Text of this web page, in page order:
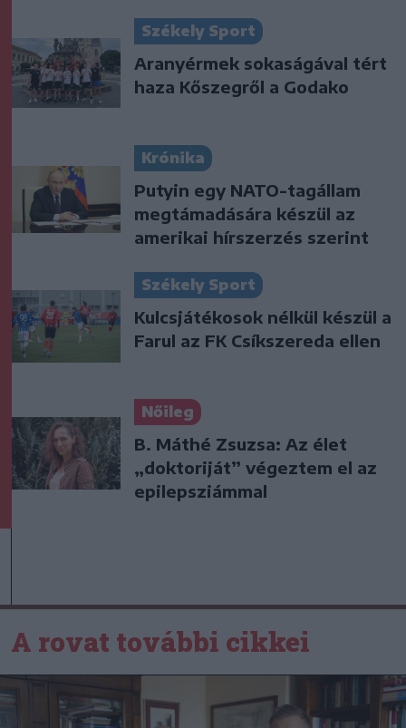
Székely Sport
Aranyérmek sokaságával tért
haza Kőszegről a Godako
Krónika
Putyin egy NATO-tagállam
megtámadására készül az
amerikai hírszerzés szerint
Székely Sport
Kulcsjátékosok nélkül készül a
Farul az FK Csíkszereda ellen
Nőileg
B. Máthé Zsuzsa: Az élet
„doktoriját” végeztem el az
epilepsziámmal
A rovat további cikkei